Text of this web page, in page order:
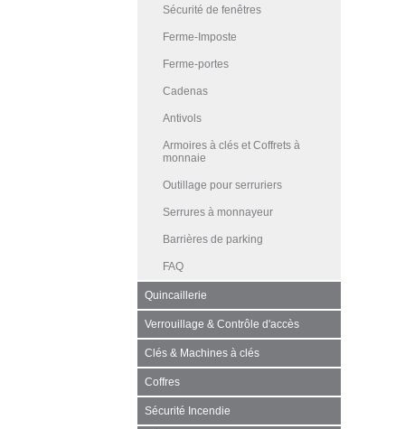
Sécurité de fenêtres
Ferme-Imposte
Ferme-portes
Cadenas
Antivols
Armoires à clés et Coffrets à
monnaie
Outillage pour serruriers
Serrures à monnayeur
Barrières de parking
FAQ
Quincaillerie
Verrouillage & Contrôle d'accès
Clés & Machines à clés
Coffres
Sécurité Incendie